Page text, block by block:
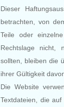
Dieser
betrachten, von
Teile oder
Rechtslage nicht,
sollten, bleiben die
ihrer Gültigkeit
Die Website
Textdateien, die